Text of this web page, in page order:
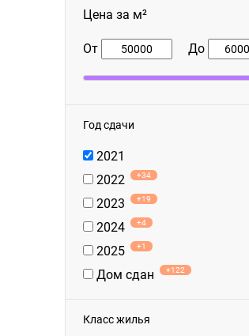
Цена за м²
От До
Год сдачи
2021
2022
+34
2023 +19
2024 +4
2025 +1
Дом сдан +122
Класс жилья